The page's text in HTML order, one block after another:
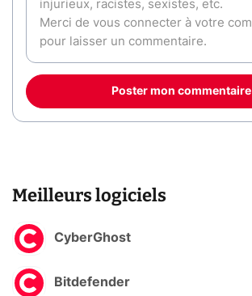
Poster mon commentaire
Meilleurs logiciels
CyberGhost
Bitdefender